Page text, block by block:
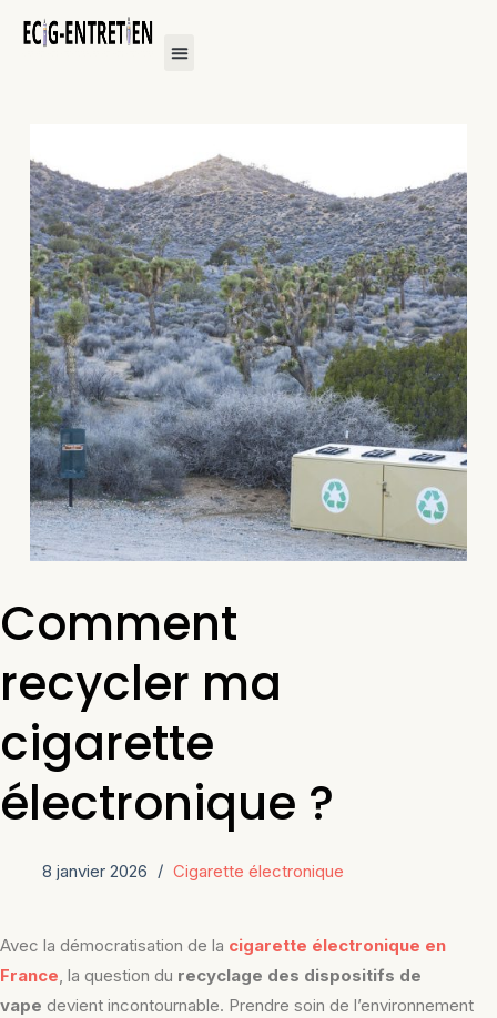
Comment
recycler ma
cigarette
électronique ?
8 janvier 2026 Cigarette électronique
Avec la démocratisation de la cigarette électronique en
France, la question du recyclage des dispositifs de
vape devient incontournable. Prendre soin de l’environnement